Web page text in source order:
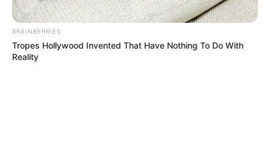
BRAINBERRIES
Tropes Hollywood Invented That Have Nothing To Do With
Reality